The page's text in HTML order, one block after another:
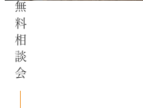
無料相談会